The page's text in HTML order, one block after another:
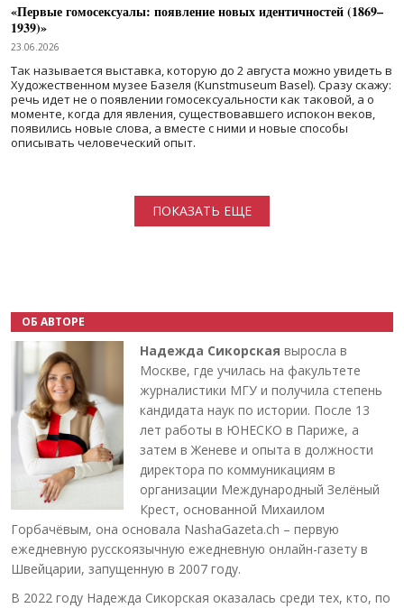
«Первые гомосексуалы: появление новых идентичностей (1869–
1939)»
23.06.2026
Так называется выставка, которую до 2 августа можно увидеть в
Художественном музее Базеля (Kunstmuseum Basel). Сразу скажу:
речь идет не о появлении гомосексуальности как таковой, а о
моменте, когда для явления, существовавшего испокон веков,
появились новые слова, а вместе с ними и новые способы
описывать человеческий опыт.
ПОКАЗАТЬ ЕЩЕ
ОБ АВТОРЕ
Надежда Сикорская выросла в
Москве, где училась на факультете
журналистики МГУ и получила степень
кандидата наук по истории. После 13
лет работы в ЮНЕСКО в Париже, а
затем в Женеве и опыта в должности
директора по коммуникациям в
организации Международный Зелёный
Крест, основанной Михаилом
Горбачёвым, она основала NashaGazeta.ch – первую
ежедневную русскоязычную ежедневную онлайн-газету в
Швейцарии, запущенную в 2007 году.
В 2022 году Надежда Сикорская оказалась среди тех, кто, по